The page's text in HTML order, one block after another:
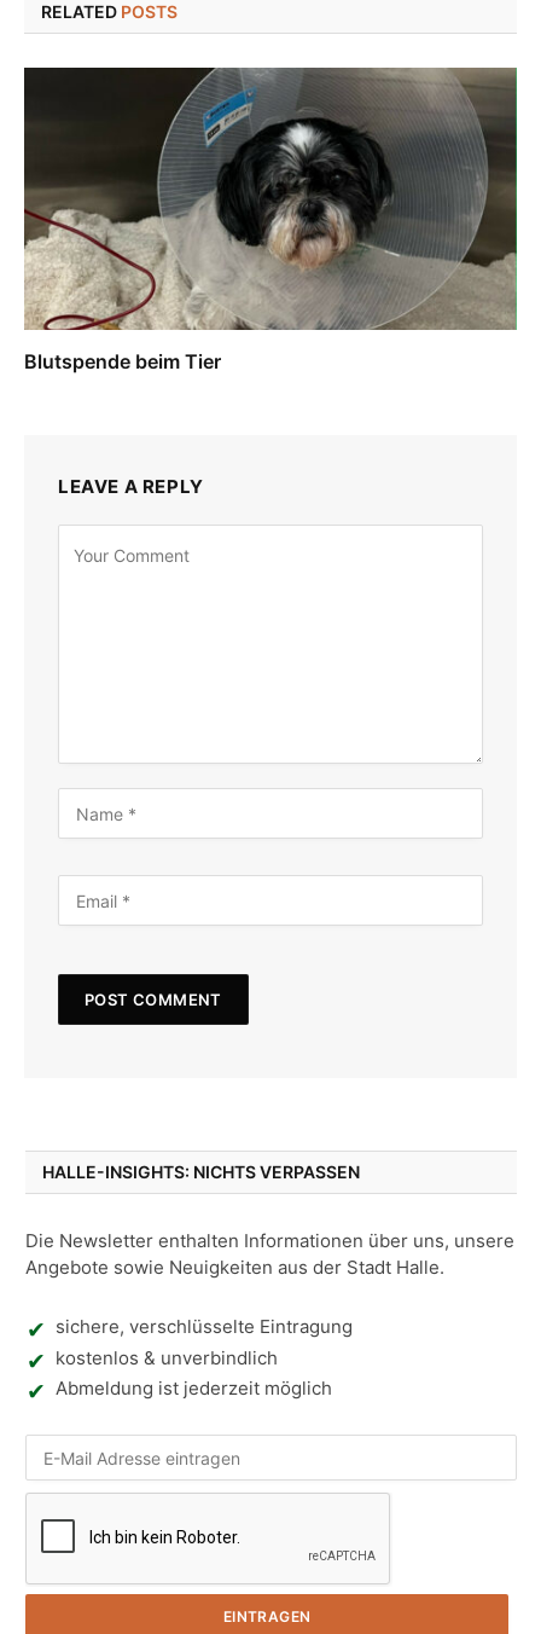
RELATED POSTS
Blutspende beim Tier
LEAVE A REPLY
HALLE-INSIGHTS: NICHTS VERPASSEN
Die Newsletter enthalten Informationen über uns, unsere
Angebote sowie Neuigkeiten aus der Stadt Halle.
sichere, verschlüsselte Eintragung
kostenlos & unverbindlich
Abmeldung ist jederzeit möglich